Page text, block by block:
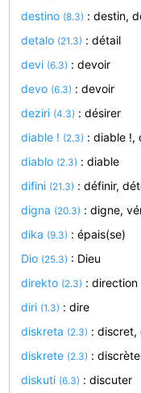
destino (8.3) : destin,
detalo (21.3) : détail
devi (6.3) : devoir
devo (6.3) : devoir
deziri (4.3) : désirer
diable ! (2.3) : diable !,
diablo (2.3) : diable
difini (21.3) : définir,
digna (20.3) : digne,
dika (9.3) : épais(se)
Dio (25.3) : Dieu
direkto (2.3) : direction
diri (1.3) : dire
diskreta (2.3) : discret,
diskrete (2.3) :
diskuti (6.3) : discuter